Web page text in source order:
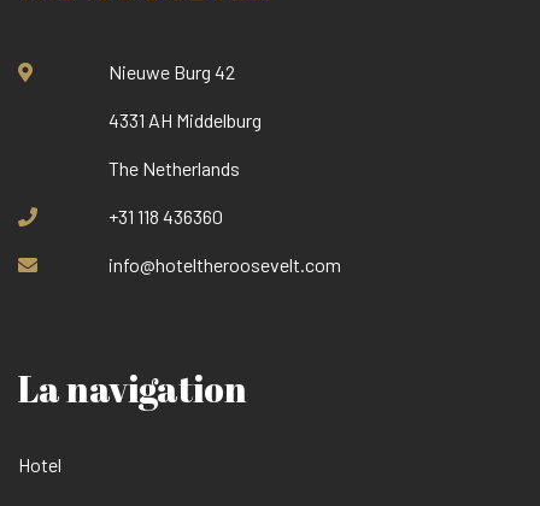
Nieuwe Burg 42
4331 AH Middelburg
The Netherlands
+31 118 436360
info@hoteltheroosevelt.com
La navigation
Hotel